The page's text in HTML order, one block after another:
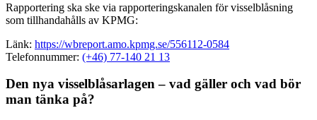
Rapportering ska ske via rapporteringskanalen för visselblåsning
som tillhandahålls av KPMG:
Länk: https://wbreport.amo.kpmg.se/556112-0584
Telefonnummer: (+46) 77-140 21 13
Den nya visselblåsarlagen – vad gäller och vad bör
man tänka på?